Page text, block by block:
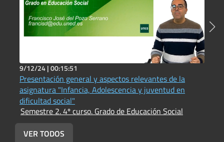
9/12/24 |00:15:51
Presentación general y aspectos relevantes de la
asignatura "Infancia, Adolescencia y juventud en
dificultad social"
Semestre 2. 4º curso. Grado de Educación Social
VER TODOS